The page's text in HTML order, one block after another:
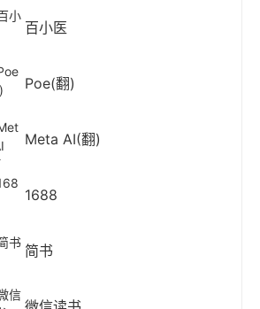
百小医
Poe(翻)
Meta AI(翻)
1688
简书